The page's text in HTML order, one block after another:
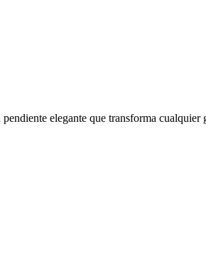
elegante que transforma cualquier